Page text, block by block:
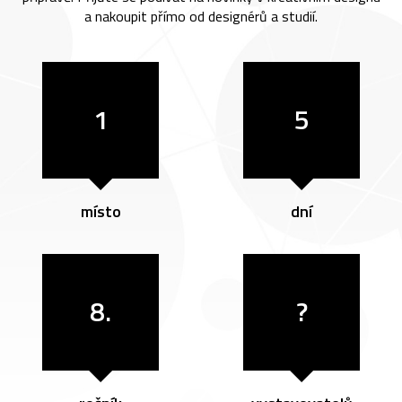
a nakoupit přímo od designérů a studií.
1
místo
5
dní
8. ?